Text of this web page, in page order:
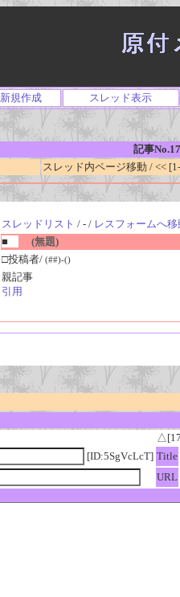
新規作成 スレッド表示
記事
スレッド内ページ移動 / <<
スレッドリスト / - / レスフォームへ移
■
(無題)
□投稿者/ (##)-()
親記事
引用
[ID:5SgVcLcT] Title
URL